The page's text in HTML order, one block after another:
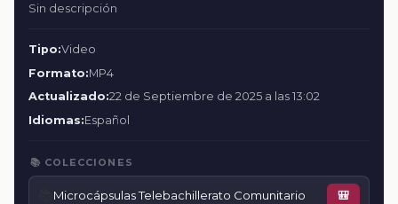
Sin descripción
Tipo:Video
Formato:MP4
Actualizado:22 de Septiembre de 2025 a las 13:02
Idiomas:Español
📚 COLECCIONES
Microcápsulas Telebachillerato Comunitario 🎒